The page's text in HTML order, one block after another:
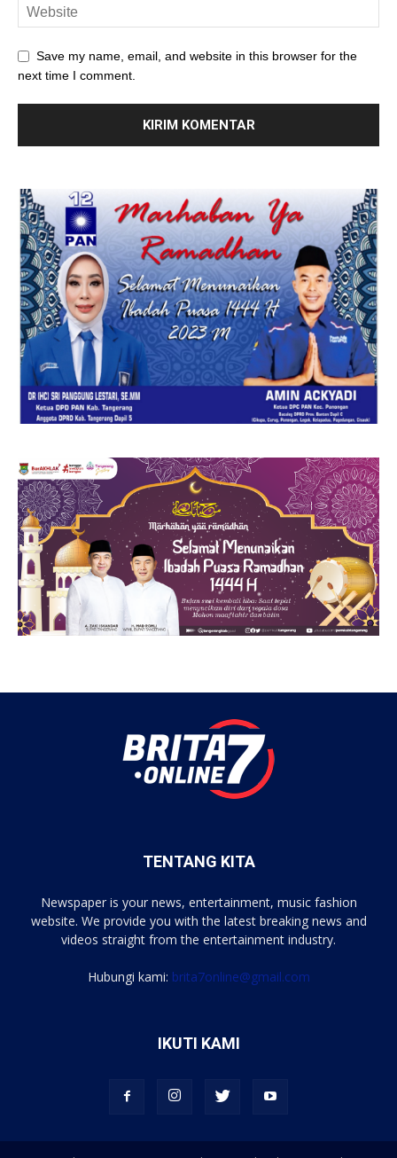
Save my name, email, and website in this browser for the
next time I comment.
TENTANG KITA
Newspaper is your news, entertainment, music fashion
website. We provide you with the latest breaking news and
videos straight from the entertainment industry.
Hubungi kami: brita7online@gmail.com
IKUTI KAMI